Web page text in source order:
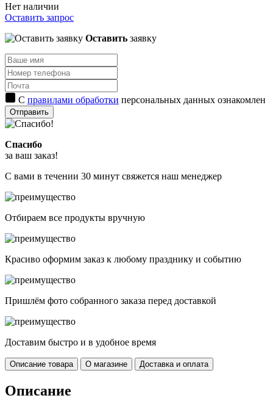
Нет наличии
Оставить запрос
Оставить заявку
С правилами обработки персональных данных ознакомлен
Отправить
Спасибо
за ваш заказ!
С вами в течении 30 минут свяжется наш менеджер
Отбираем все продукты вручную
Красиво оформим заказ к любому празднику и событию
Пришлём фото собранного заказа перед доставкой
Доставим быстро и в удобное время
Описание товара О магазине Доставка и оплата
Описание